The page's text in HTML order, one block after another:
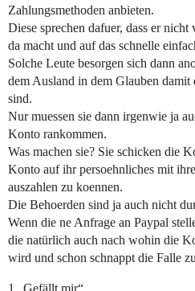
Zahlungsmethoden anbieten.
Diese sprechen dafuer, dass er
da macht und auf das schnelle
Solche Leute besorgen sich dann
dem Ausland in dem Glauben damit
sind.
Nur muessen sie dann irgenwie ja
Konto rankommen.
Was machen sie? Sie schicken die
Konto auf ihr persoehnliches mit
auszahlen zu koennen.
Die Behoerden sind ja auch nicht
Wenn die ne Anfrage an Paypal
die natürlich auch nach wohin die
wird und schon schnappt die Falle
1 „Gefällt mir“